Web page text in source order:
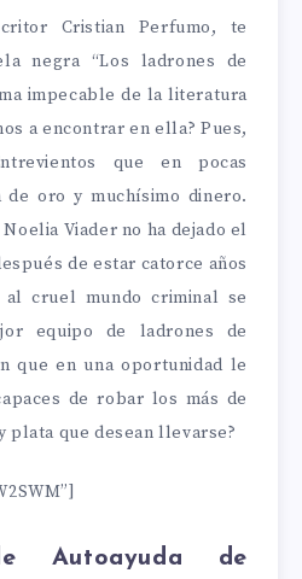
Cristian Perfumo, te
negra “Los ladrones de
impecable de la literatura
a encontrar en ella? Pues,
que en pocas
de oro y muchísimo dinero.
Viader no ha dejado el
de estar catorce años
al cruel mundo criminal se
equipo de ladrones de
que en una oportunidad le
de robar los más de
plata que desean llevarse?
Autoayuda de